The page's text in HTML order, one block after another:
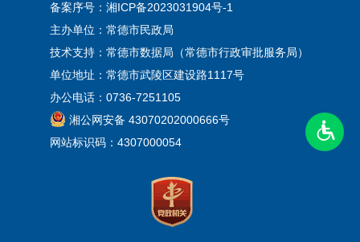
备案序号： 湘ICP备2023031904号-1
主办单位：常德市民政局
技术支持：常德市数据局（常德市行政审批服务局）
单位地址：常德市武陵区建设路1117号
办公电话：0736-7251105
湘公网安备 43070202000666号
网站标识码：4307000054